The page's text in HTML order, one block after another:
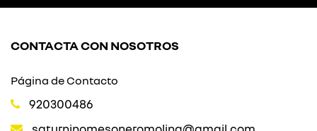
CONTACTA CON NOSOTROS
Página de Contacto
920300486